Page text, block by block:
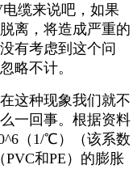
缆来说吧，如果
离，将造成严重的
有考虑到这个问
略不计。
这种现象我们就不
一回事。根据资料
（1/℃）（该系数
和PE）的膨胀